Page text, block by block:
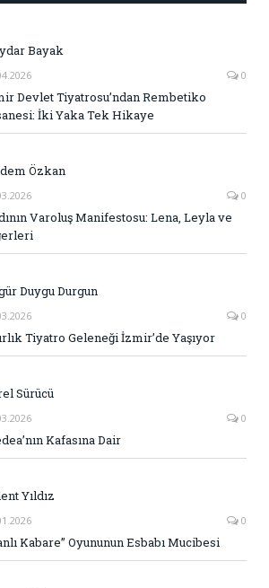
Bayak
0
Devlet Tiyatrosu’ndan Rembetiko
İki Yaka Tek Hikaye
Özkan
0
Varoluş Manifestosu: Lena, Leyla ve
Duygu Durgun
0
Tiyatro Geleneği İzmir’de Yaşıyor
Sürücü
0
Kafasına Dair
Yıldız
0
Kabare” Oyununun Esbabı Mucibesi